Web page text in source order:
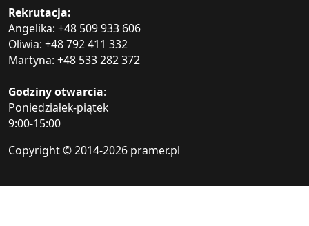
Rekrutacja:
Angelika: +48 509 933 606
Oliwia: +48 792 411 332
Martyna: +48 533 282 372
Godziny otwarcia:
Poniedziałek-piątek
9:00-15:00
Copyright © 2014-2026 pramer.pl